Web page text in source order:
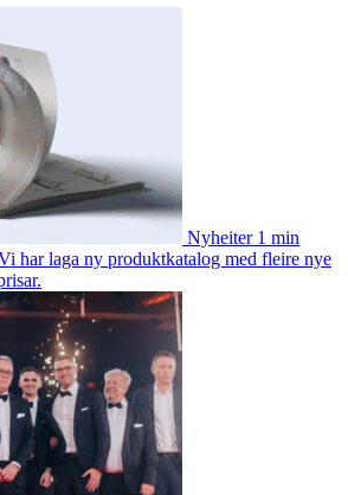
Nyheiter 1 min
har laga ny produktkatalog med fleire nye